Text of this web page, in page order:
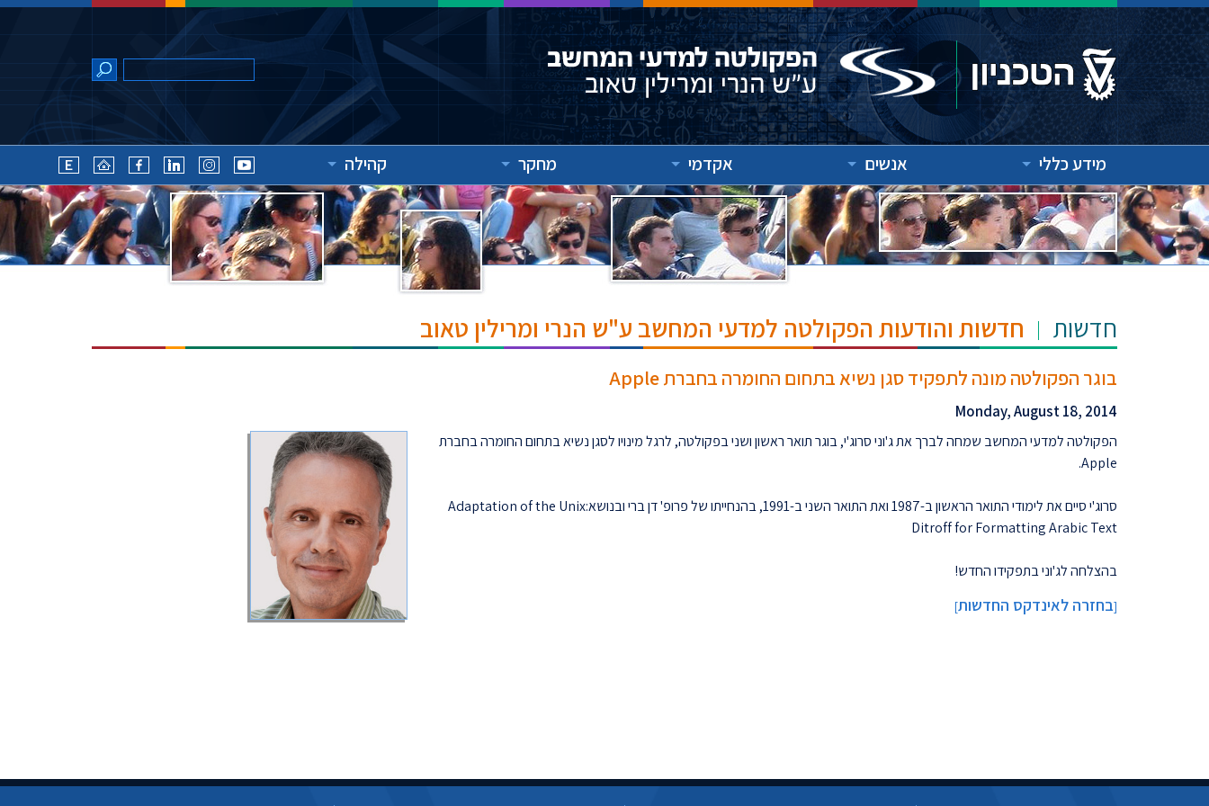
מידע כללי אנשים אקדמי מחקר קהילה
חדשות חדשות והודעות הפקולטה למדעי המחשב ע"ש הנרי ומרילין טאוב
בוגר הפקולטה מונה לתפקיד סגן נשיא בתחום החומרה בחברת Apple
Monday, August 18, 2014
הפקולטה למדעי המחשב שמחה לברך את ג'וני סרוג'י, בוגר תואר ראשון ושני בפקולטה, לרגל מינויו לסגן נשיא בתחום החומרה בחברת
Apple.
סרוג'י סיים את לימודי התואר הראשון ב-1987 ואת התואר השני ב-1991, בהנחייתו של פרופ' דן ברי ובנושא:Adaptation of the Unix
Ditroff for Formatting Arabic Text
בהצלחה לג'וני בתפקידו החדש!
[בחזרה לאינדקס החדשות]